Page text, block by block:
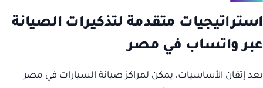
استراتيجيات متقدمة لتذكيرات الصيانة
عبر واتساب في مصر
بعد إتقان الأساسيات، يمكن لمراكز صيانة السيارات في مصر